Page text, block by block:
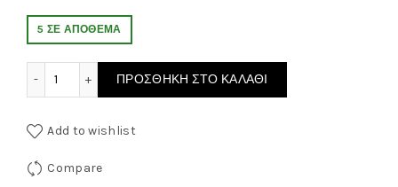
5 ΣΕ ΑΠΌΘΕΜΑ
ΠΡΟΣΘΉΚΗ ΣΤΟ ΚΑΛΆΘΙ
Add to wishlist
Compare